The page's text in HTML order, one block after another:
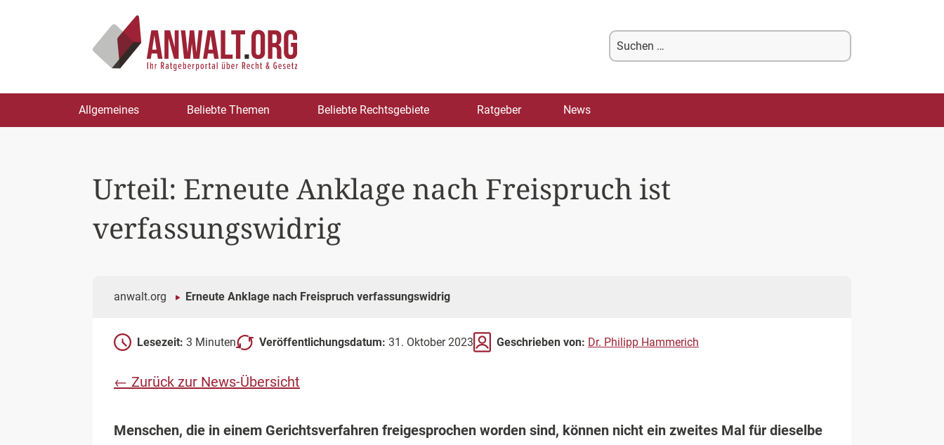
Suchen
nach:
springen
Allgemeines Beliebte Themen Beliebte Rechtsgebiete Ratgeber News
Urteil: Erneute Anklage nach Freispruch ist
verfassungswidrig
anwalt.org Erneute Anklage nach Freispruch verfassungswidrig
Lesezeit: 3 Minuten Veröffentlichungsdatum: 31. Oktober 2023 Geschrieben von: Dr. Philipp Hammerich
← Zurück zur News-Übersicht
Menschen, die in einem Gerichtsverfahren freigesprochen worden sind, können nicht ein zweites Mal für dieselbe